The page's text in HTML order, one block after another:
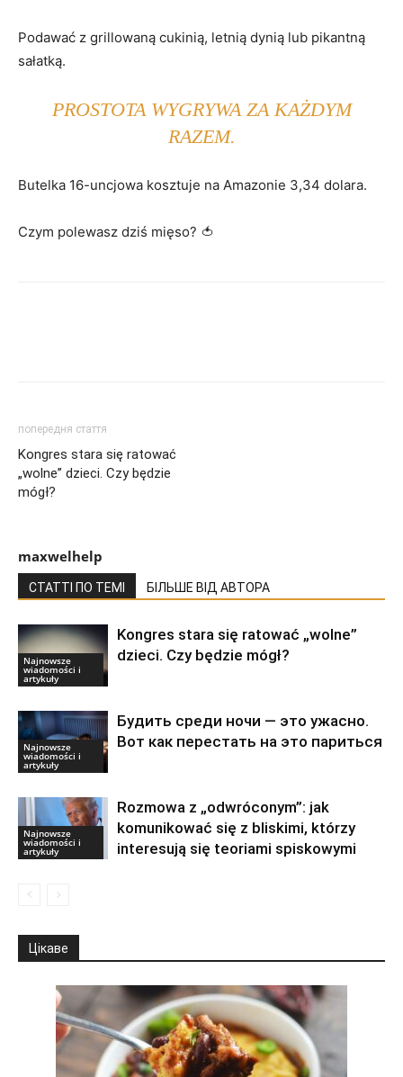
Podawać z grillowaną cukinią, letnią dynią lub pikantną
sałatką.
PROSTOTA WYGRYWA ZA KAŻDYM
RAZEM.
Butelka 16-uncjowa kosztuje na Amazonie 3,34 dolara.
Czym polewasz dziś mięso? 🍅
попередня стаття
Kongres stara się ratować
„wolne” dzieci. Czy będzie
mógł?
maxwelhelp
СТАТТІ ПО ТЕМІ БІЛЬШЕ ВІД АВТОРА
Najnowsze
wiadomości i
artykuły
Kongres stara się ratować „wolne”
dzieci. Czy będzie mógł?
Najnowsze
wiadomości i
artykuły
Будить среди ночи — это ужасно.
Вот как перестать на это париться
Najnowsze
wiadomości i
artykuły
Rozmowa z „odwróconym”: jak
komunikować się z bliskimi, którzy
interesują się teoriami spiskowymi
Цікаве